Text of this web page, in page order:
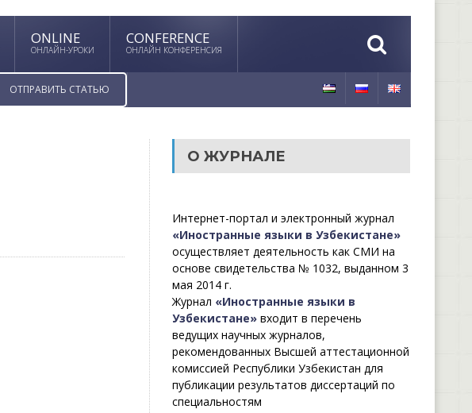
ONLINE
ОНЛАЙН-УРОКИ
CONFERENCE
ОНЛАЙН КОНФЕРЕНСИЯ
ОТПРАВИТЬ СТАТЬЮ
О ЖУРНАЛЕ
Интернет-портал и электронный журнал
«Иностранные языки в Узбекистане»
осуществляет деятельность как СМИ на
основе свидетельства № 1032, выданном 3
мая 2014 г.
Журнал «Иностранные языки в
Узбекистане»входит в перечень
ведущих научных журналов,
рекомендованных Высшей аттестационной
комиссией Республики Узбекистан для
публикации результатов диссертаций по
специальностям